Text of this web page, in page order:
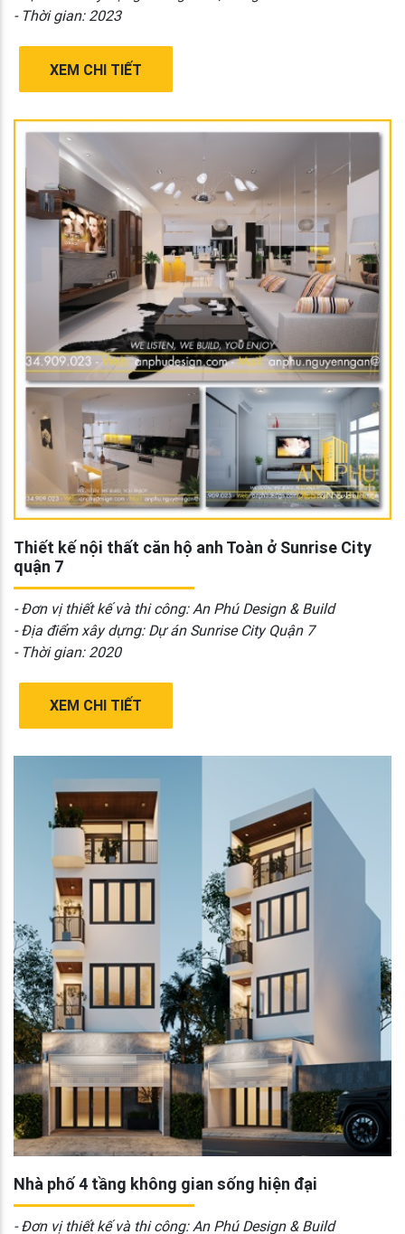
- Thời gian: 2023
XEM CHI TIẾT
Thiết kế nội thất căn hộ anh Toàn ở Sunrise City
quận 7
- Đơn vị thiết kế và thi công: An Phú Design & Build
- Địa điểm xây dựng: Dự án Sunrise City Quận 7
- Thời gian: 2020
XEM CHI TIẾT
Nhà phố 4 tầng không gian sống hiện đại
- Đơn vị thiết kế và thi công: An Phú Design & Build